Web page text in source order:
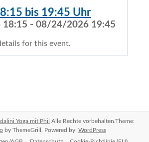
bis 19:45 Uhr
- 08/24/2026 19:45
for this event.
Yoga mit Phil Alle Rechte vorbehalten.Theme:
by ThemeGrill. Powered by: WordPress